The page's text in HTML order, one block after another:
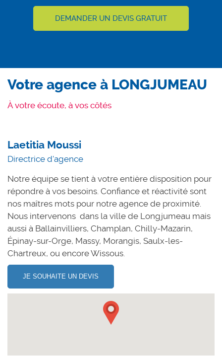
DEMANDER UN DEVIS GRATUIT
Votre agence à LONGJUMEAU
À votre écoute, à vos côtés
Laetitia Moussi
Directrice d'agence
Notre équipe se tient à votre entière disposition pour
répondre à vos besoins. Confiance et réactivité sont
nos maîtres mots pour notre agence de proximité.
Nous intervenons dans la ville de Longjumeau mais
aussi à Ballainvilliers, Champlan, Chilly-Mazarin,
Épinay-sur-Orge, Massy, Morangis, Saulx-les-
Chartreux, ou encore Wissous.
JE SOUHAITE UN DEVIS